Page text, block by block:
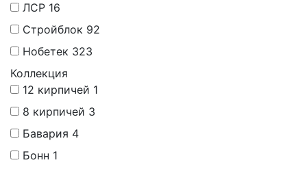
ЛСР 16
Стройблок 92
Нобетек 323
Коллекция
12 кирпичей 1
8 кирпичей 3
Бавария 4
Бонн 1